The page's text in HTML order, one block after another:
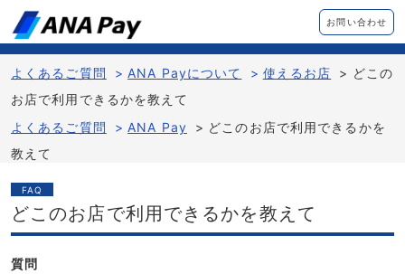
お問い合わせ
よくあるご質問 > ANA Payについて > 使えるお店 > どこの
お店で利用できるかを教えて
よくあるご質問
> ANA Pay > どこのお店で利用できるかを
教えて
FAQ
どこのお店で利用できるかを教えて
質問